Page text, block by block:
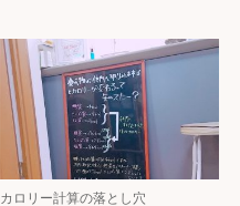
カロリー計算の落とし穴